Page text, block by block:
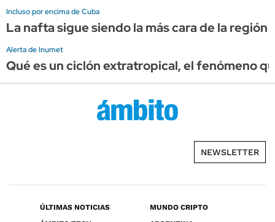
Incluso por encima de Cuba
La nafta sigue siendo la más cara de la
Alerta de Inumet
Qué es un ciclón extratropical, el fenómeno
NEWSLETTER
ÚLTIMAS NOTICIAS
MUNDO CRIPTO